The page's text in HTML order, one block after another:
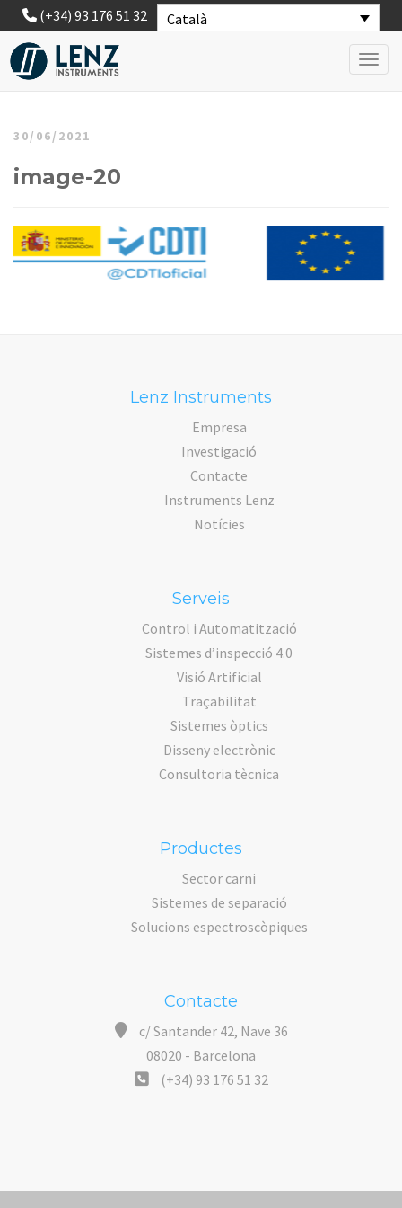
Català
(+34) 93 176 51 32
30/06/2021
image-20
Lenz Instruments
Empresa
Investigació
Contacte
Instruments Lenz
Notícies
Serveis
Control i Automatització
Sistemes d’inspecció 4.0
Visió Artificial
Traçabilitat
Sistemes òptics
Disseny electrònic
Consultoria tècnica
Productes
Sector carni
Sistemes de separació
Solucions espectroscòpiques
Contacte
c/ Santander 42, Nave 36
08020 - Barcelona
(+34) 93 176 51 32